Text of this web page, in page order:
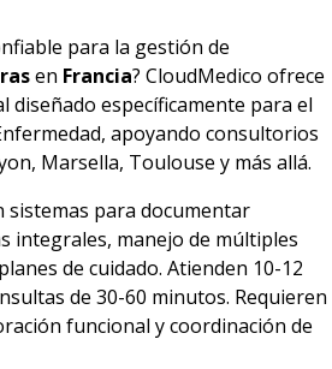
para la gestión de
en Francia? CloudMedico ofrece
diseñado específicamente para el
apoyando consultorios
Marsella, Toulouse y más allá.
sistemas para documentar
integrales, manejo de múltiples
de cuidado. Atienden 10-12
de 30-60 minutos. Requieren
funcional y coordinación de